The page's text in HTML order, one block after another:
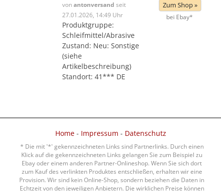
vonantonversand seit
27.01.2026, 14:49 Uhr
Produktgruppe:
Schleifmittel/Abrasive
Zustand: Neu: Sonstige
(siehe
Artikelbeschreibung)
Standort: 41*** DE
Zum Shop »
bei Ebay*
Home- Impressum - Datenschutz
* Die mit '*' gekennzeichneten Links sind Partnerlinks. Durch einen
Klick auf die gekennzeichneten Links gelangen Sie zum Beispiel zu
Ebay oder einem anderen Partner-Onlineshop. Wenn Sie sich dort
zum Kauf des verlinkten Produktes entschließen, erhalten wir eine
Provision. Wir sind kein Online-Shop, sondern beziehen die Daten in
Echtzeit von den jeweiligen Anbietern. Die wirklichen Preise können